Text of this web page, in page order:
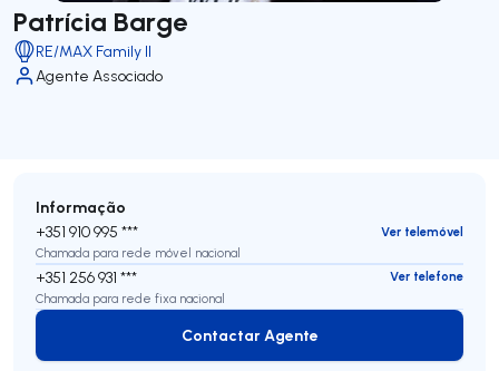
Patrícia Barge
RE/MAX Family II
Agente Associado
Informação
+351 910 995 ***
Ver telemóvel
Chamada para rede móvel nacional
+351 256 931 ***
Ver telefone
Chamada para rede fixa nacional
Contactar Agente
Contactar Agente